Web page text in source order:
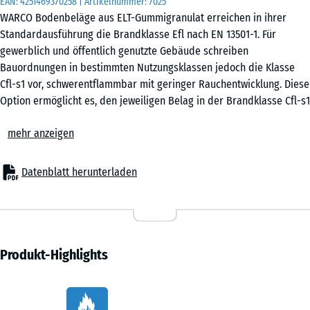
WARCO Bodenbeläge aus ELT-Gummigranulat erreichen in ihrer
Standardausführung die Brandklasse Efl nach EN 13501-1. Für
gewerblich und öffentlich genutzte Gebäude schreiben
Bauordnungen in bestimmten Nutzungsklassen jedoch die Klasse
Cfl-s1 vor, schwerentflammbar mit geringer Rauchentwicklung. Diese
Option ermöglicht es, den jeweiligen Belag in der Brandklasse Cfl-s1
Brandschutzvorgaben der Bauordnung
unterliegen Brandschutzvorgaben, die über die Klasse Efl
hinausgehen. Das betrifft unter anderem Veranstaltungshallen,
sowie Kinderspielhallen und Indoor-Spielanlagen. Welche Klasse im
Brandschutzplaner oder Architekt auf Grundlage der geltenden
Bauordnung fest.
Der Wechsel von Efl auf Cfl-s1 wird durch einen Zuschlagstoff
mehr anzeigen
Datenblatt herunterladen
verwendet.
DZ
2
cm
1
+ 12,40 €
Produkt-Highlights